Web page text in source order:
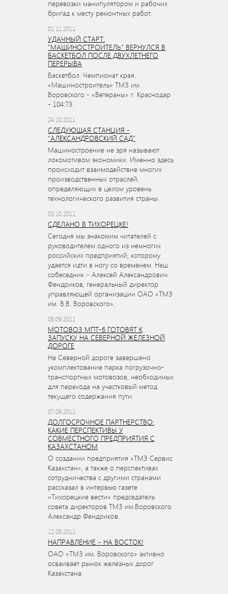
перевозки манипулятором и рабочих
бригад к месту ремонтных работ.
01.11.2011
УДАЧНЫЙ СТАРТ:
"МАШИНОСТРОИТЕЛЬ" ВЕРНУЛСЯ В
БАСКЕТБОЛ ПОСЛЕ ДВУХЛЕТНЕГО
ПЕРЕРЫВА
Баскетбол. Чемпионат края.
«Машиностроитель» ТМЗ им.
Воровского - «Ветераны» г. Краснодар
- 104:73.
24.10.2011
СЛЕДУЮЩАЯ СТАНЦИЯ -
"АЛЕКСАНДРОВСКИЙ САД"
Машиностроение не зря называют
локомотивом экономики. Именно здесь
происходит взаимодействие многих
производственных отраслей,
определяющих в целом уровень
технологического развития страны.
03.10.2011
СДЕЛАНО В ТИХОРЕЦКЕ!
Сегодня мы знакомим читателей с
руководителем одного из немногих
российских предприятий, которому
удается идти в ногу со временем. Наш
собеседник – Алексей Александрович
Фендриков, генеральный директор
управляющей организации ОАО «ТМЗ
им. В.В. Воровского».
08.09.2011
МОТОВОЗ МПТ-6 ГОТОВЯТ К
ЗАПУСКУ НА СЕВЕРНОЙ ЖЕЛЕЗНОЙ
ДОРОГЕ
На Северной дороге завершено
укомплектование парка погрузочно-
транспортных мотовозов, необходимых
для перехода на участковый метод
текущего содержания пути.
07.09.2011
ДОЛГОСРОЧНОЕ ПАРТНЕРСТВО:
КАКИЕ ПЕРСПЕКТИВЫ У
СОВМЕСТНОГО ПРЕДПРИЯТИЯ С
КАЗАХСТАНОМ
О создании предприятия «ТМЗ Сервис
Казахстан», а также о перспективах
сотрудничества с другими странами
рассказал в интервью газете
«Тихорецкие вести» председатель
совета директоров ТМЗ им.Воровского
Александр Фендриков.
12.08.2011
НАПРАВЛЕНИЕ – НА ВОСТОК!
ОАО «ТМЗ им. Воровского» активно
осваивает рынок железных дорог
Казахстана.